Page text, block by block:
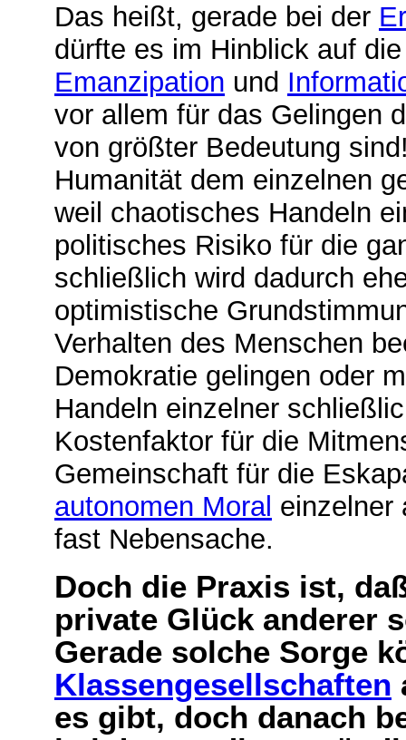
Das heißt, gerade bei der
dürfte es im Hinblick auf
Emanzipation und
vor allem für das Gelingen
von größter Bedeutung
Humanität dem einzelnen
weil chaotisches Handeln
politisches Risiko für die
schließlich wird dadurch
optimistische
Verhalten des Menschen
Demokratie gelingen oder
Handeln einzelner
Kostenfaktor für die
Gemeinschaft für die
autonomen Moral einzelner
fast Nebensache.
Doch die Praxis ist,
private Glück anderer
Gerade solche Sorge
Klassengesellschaften
es gibt, doch danach